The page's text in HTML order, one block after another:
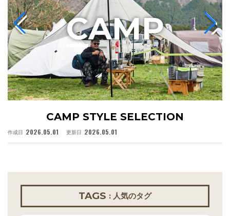
CAMP STYLE SELECTION
作成日 2026.05.01 更新日 2026.05.01
CAMP
TAGS : 人気のタグ